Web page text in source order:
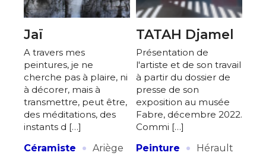
Jaï
A travers mes
peintures, je ne
cherche pas à plaire, ni
à décorer, mais à
transmettre, peut être,
des méditations, des
instants d […]
Céramiste
· Ariège
TATAH Djamel
Présentation de
l'artiste et de son travail
à partir du dossier de
presse de son
exposition au musée
Fabre, décembre 2022.
Commi […]
Peinture
· Hérault